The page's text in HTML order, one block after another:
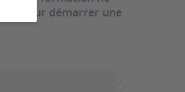
pour démarrer une